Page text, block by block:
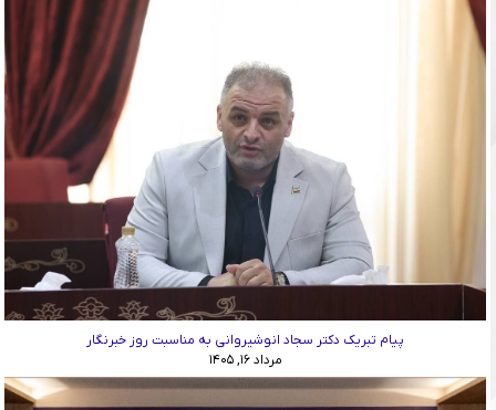
پیام تبریک دکتر سجاد انوشیروانی به مناسبت روز خبرنگار
مرداد ۱۶, ۱۴۰۵